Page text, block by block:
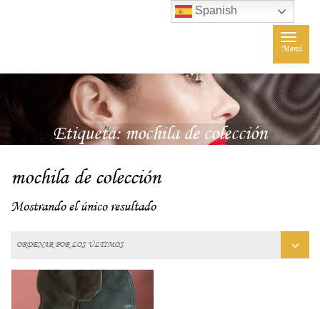
Toggle
Menú
Etiqueta:mochila de colección
mochila de colección
Mostrando el único resultado
Spanish